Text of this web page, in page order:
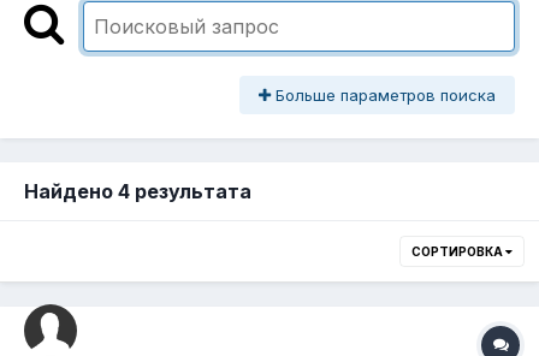
Больше параметров поиска
Найдено 4 результата
СОРТИРОВКА